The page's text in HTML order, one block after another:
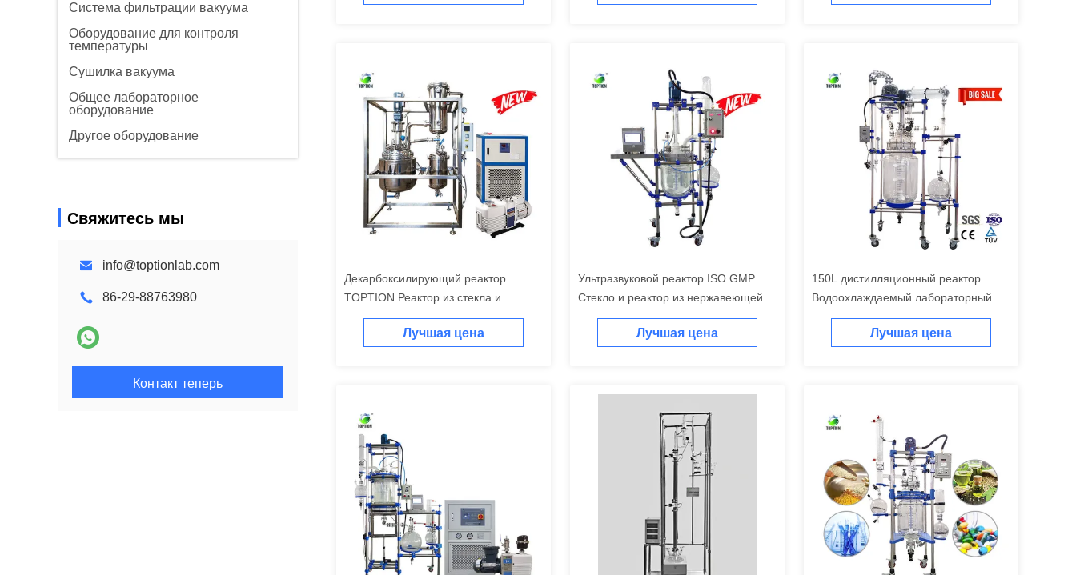
Система фильтрации вакуума
Оборудование для контроля
температуры
Сушилка вакуума
Общее лабораторное
оборудование
Другое оборудование
Свяжитесь мы
info@toptionlab.com
86-29-88763980
Контакт теперь
Декарбоксилирующий реактор
TOPTION Реактор из стекла и
нержавеющей стали
Лучшая цена
Ультразвуковой реактор ISO GMP
Стекло и реактор из нержавеющей
стали, обтянутые или облицованные
Лучшая цена
150L дистилляционный реактор
Водоохлаждаемый лабораторный
реактор
Лучшая цена